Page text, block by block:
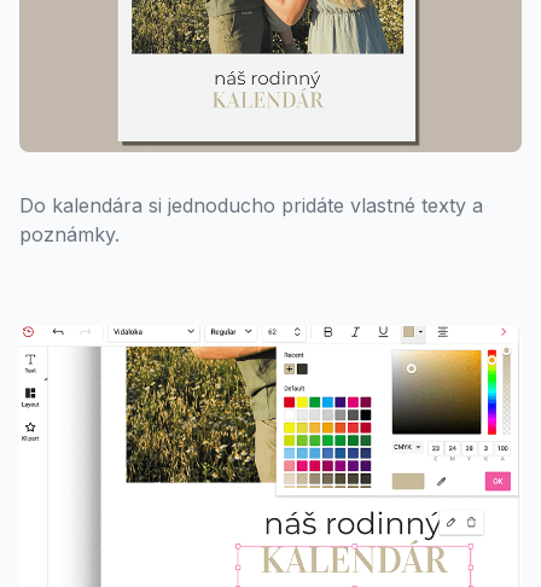
Do kalendára si jednoducho pridáte vlastné texty a
poznámky.